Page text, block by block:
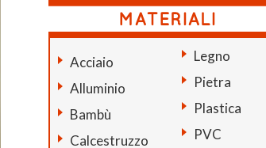
Acciaio
Alluminio
Bambù
Calcestruzzo
Legno
Pietra
Plastica
PVC